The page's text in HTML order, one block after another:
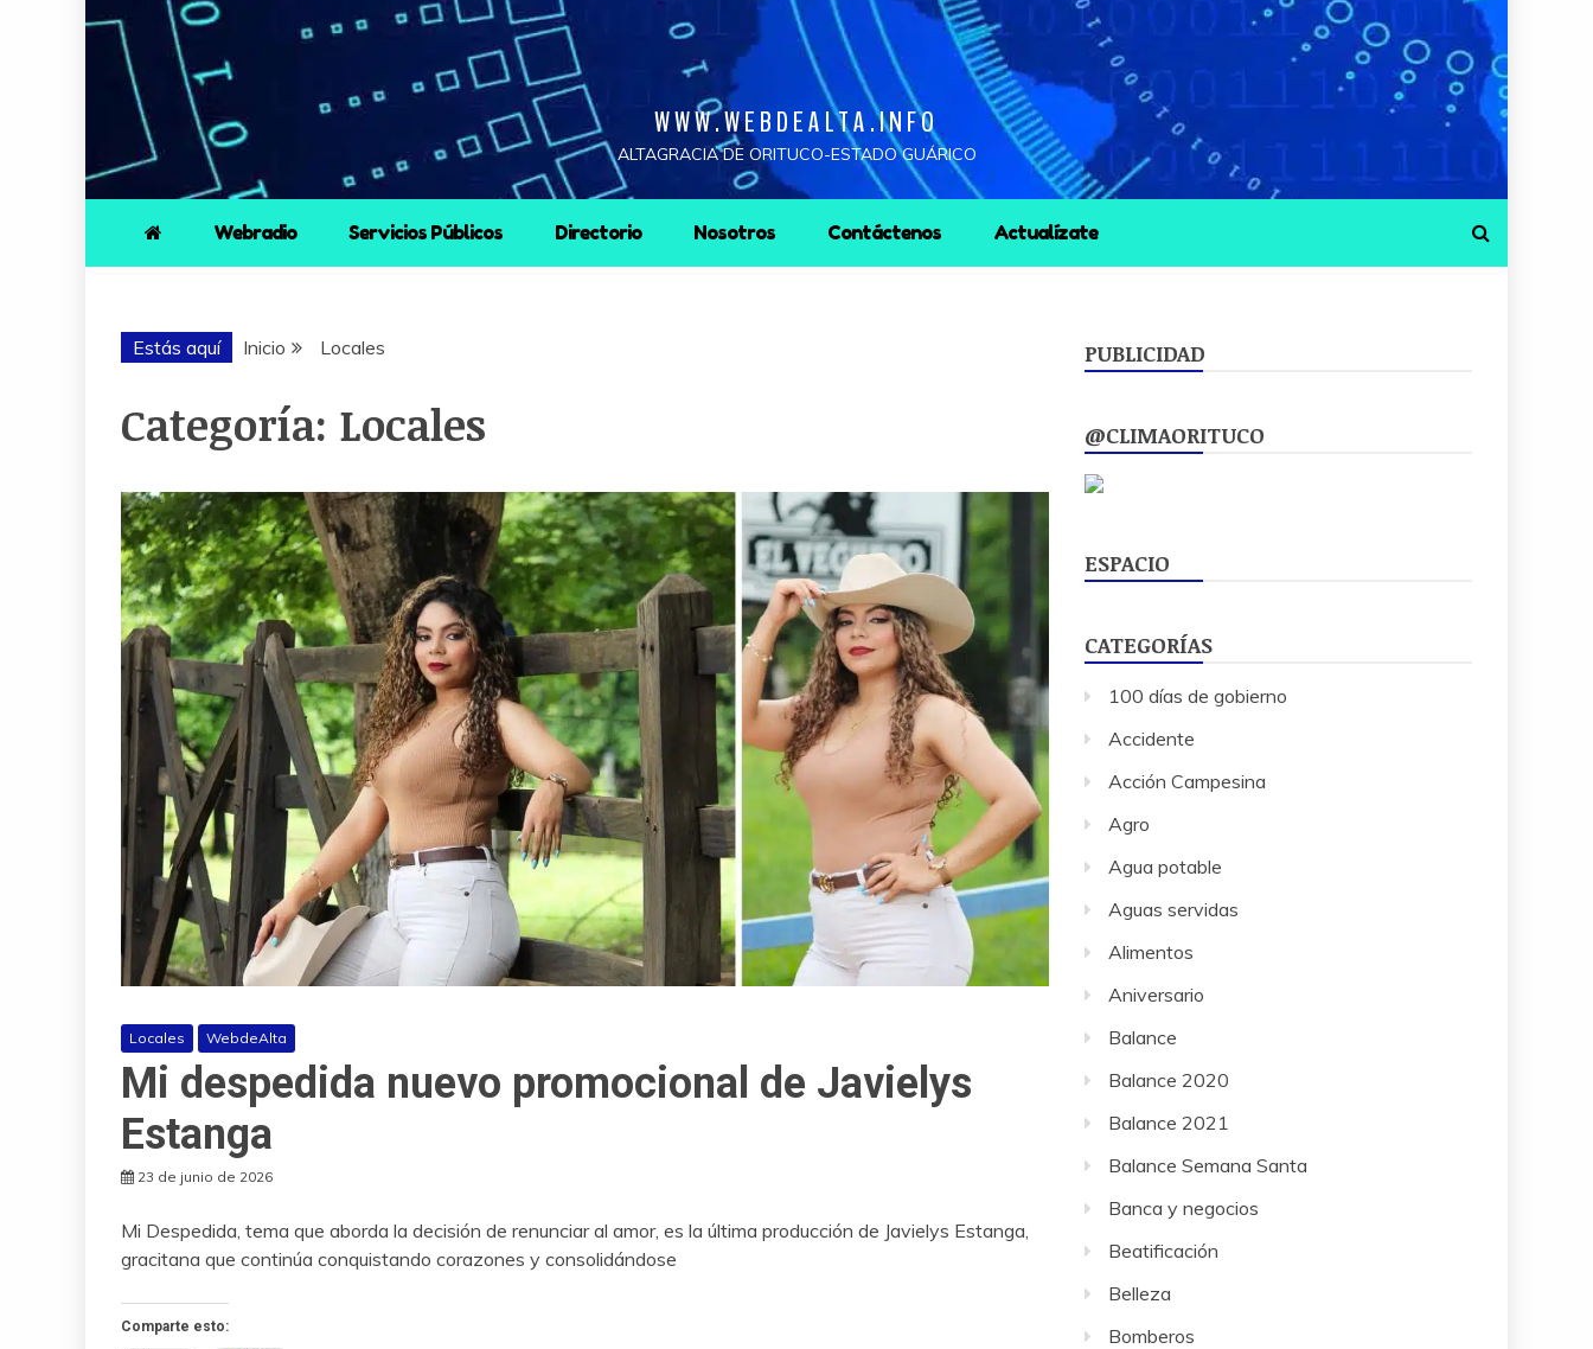
WWW.WEBDEALTA.INFO
ALTAGRACIA DE ORITUCO-ESTADO GUÁRICO
Webradio Servicios Públicos Directorio Nosotros Contáctenos Actualízate
Estás aquí Inicio Locales
Categoría: Locales
Locales WebdeAlta
Mi despedida nuevo promocional de Javielys
Estanga
23 de junio de 2026
Mi Despedida, tema que aborda la decisión de renunciar al amor, es la última producción de Javielys Estanga,
gracitana que continúa conquistando corazones y consolidándose
Comparte esto:
PUBLICIDAD
@CLIMAORITUCO
ESPACIO
CATEGORÍAS
100 días de gobierno
Accidente
Acción Campesina
Agro
Agua potable
Aguas servidas
Alimentos
Aniversario
Balance
Balance 2020
Balance 2021
Balance Semana Santa
Banca y negocios
Beatificación
Belleza
Bomberos